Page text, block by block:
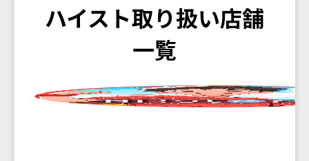
ハイスト取り扱い店舗
一覧